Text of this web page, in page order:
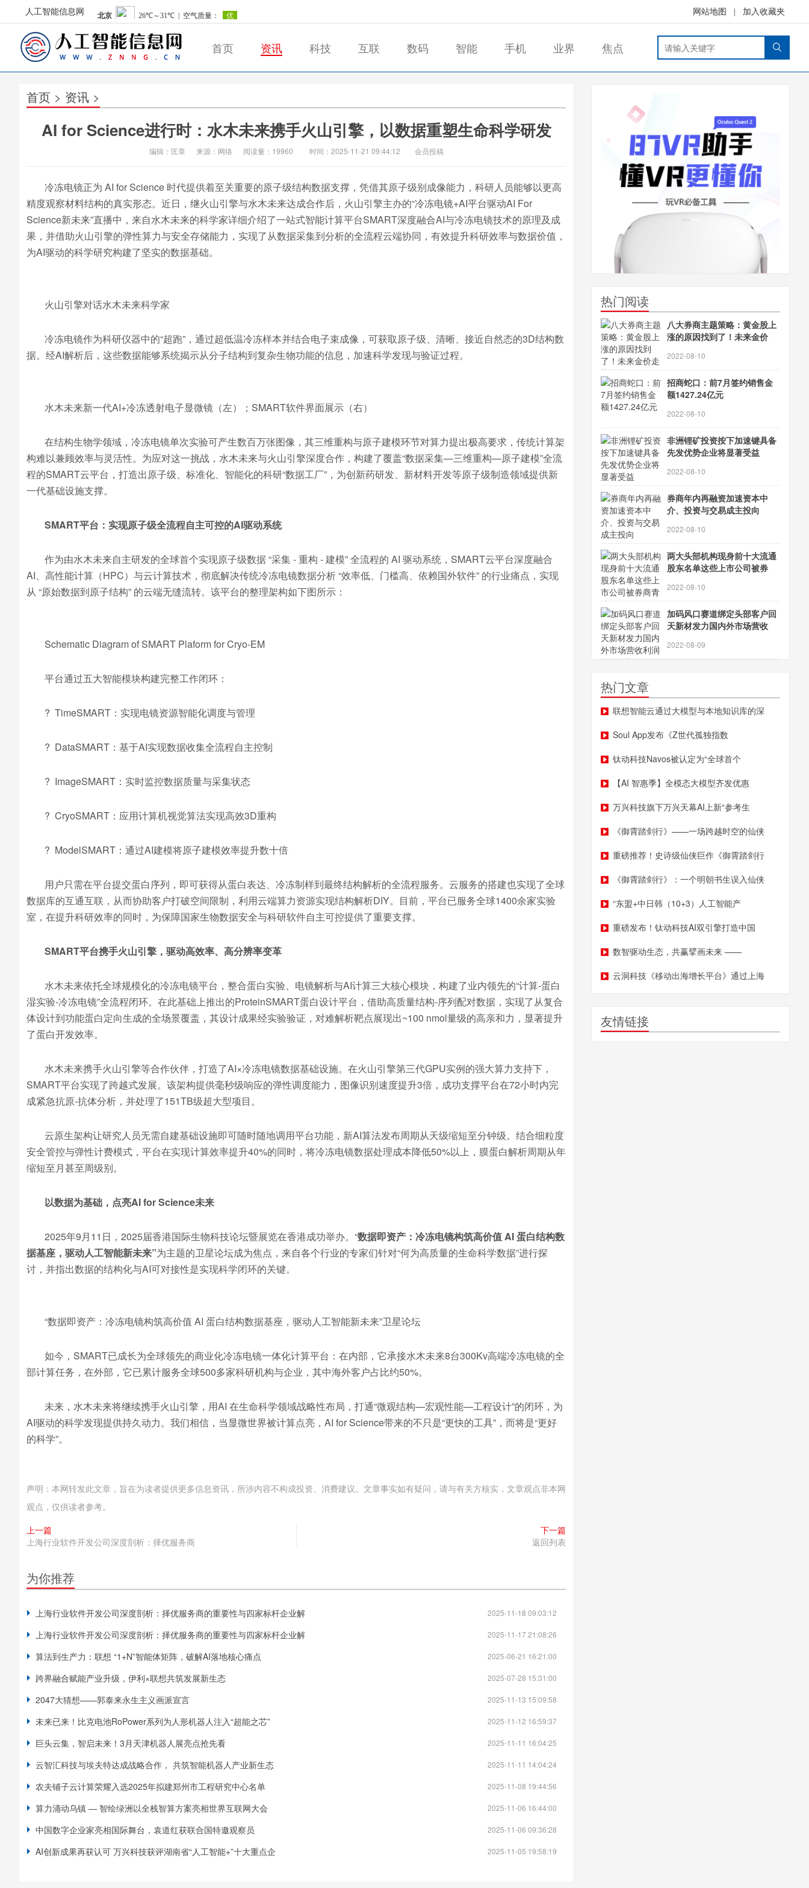
人工智能信息网 网站地图 加入收藏夹
人工智能信息网
首页 资讯 科技 互联 数码 智能 手机 业界 焦点
首页 > 资讯 >
AI for Science进行时：水木未来携手火山引擎，以数据重塑生命科学研发
编辑：匡章 来源：网络 阅读量：19960 时间：2025-11-21 09:44:12 会员投稿
冷冻电镜正为 AI for Science 时代提供着至关重要的原子级结构数据支撑，凭借其原子级别成像能力，科研人员能够以更高
精度观察材料结构的真实形态。近日，继火山引擎与水木未来达成合作后，火山引擎主办的“冷冻电镜+AI平台驱动AI For
Science新未来”直播中，来自水木未来的科学家详细介绍了一站式智能计算平台SMART深度融合AI与冷冻电镜技术的原理及成
果，并借助火山引擎的弹性算力与安全存储能力，实现了从数据采集到分析的全流程云端协同，有效提升科研效率与数据价值，
为AI驱动的科学研究构建了坚实的数据基础。
火山引擎对话水木未来科学家
冷冻电镜作为科研仪器中的“超跑”，通过超低温冷冻样本并结合电子束成像，可获取原子级、清晰、接近自然态的3D结构数
据。经AI解析后，这些数据能够系统揭示从分子结构到复杂生物功能的信息，加速科学发现与验证过程。
水木未来新一代AI+冷冻透射电子显微镜（左）；SMART软件界面展示（右）
在结构生物学领域，冷冻电镜单次实验可产生数百万张图像，其三维重构与原子建模环节对算力提出极高要求，传统计算架
构难以兼顾效率与灵活性。为应对这一挑战，水木未来与火山引擎深度合作，构建了覆盖“数据采集—三维重构—原子建模”全流
程的SMART云平台，打造出原子级、标准化、智能化的科研“数据工厂”，为创新药研发、新材料开发等原子级制造领域提供新
一代基础设施支撑。
SMART平台：实现原子级全流程自主可控的AI驱动系统
作为由水木未来自主研发的全球首个实现原子级数据 “采集 - 重构 - 建模” 全流程的 AI 驱动系统，SMART云平台深度融合
AI、高性能计算（HPC）与云计算技术，彻底解决传统冷冻电镜数据分析 “效率低、门槛高、依赖国外软件” 的行业痛点，实现
从 “原始数据到原子结构” 的云端无缝流转。该平台的整理架构如下图所示：
Schematic Diagram of SMART Plaform for Cryo-EM
平台通过五大智能模块构建完整工作闭环：
? TimeSMART：实现电镜资源智能化调度与管理
? DataSMART：基于AI实现数据收集全流程自主控制
? ImageSMART：实时监控数据质量与采集状态
? CryoSMART：应用计算机视觉算法实现高效3D重构
? ModelSMART：通过AI建模将原子建模效率提升数十倍
用户只需在平台提交蛋白序列，即可获得从蛋白表达、冷冻制样到最终结构解析的全流程服务。云服务的搭建也实现了全球
数据库的互通互联，从而协助客户打破空间限制，利用云端算力资源实现结构解析DIY。目前，平台已服务全球1400余家实验
室，在提升科研效率的同时，为保障国家生物数据安全与科研软件自主可控提供了重要支撑。
SMART平台携手火山引擎，驱动高效率、高分辨率变革
水木未来依托全球规模化的冷冻电镜平台，整合蛋白实验、电镜解析与AI计算三大核心模块，构建了业内领先的“计算-蛋白
湿实验-冷冻电镜”全流程闭环。在此基础上推出的ProteinSMART蛋白设计平台，借助高质量结构-序列配对数据，实现了从复合
体设计到功能蛋白定向生成的全场景覆盖，其设计成果经实验验证，对难解析靶点展现出~100 nmol量级的高亲和力，显著提升
了蛋白开发效率。
水木未来携手火山引擎等合作伙伴，打造了AI×冷冻电镜数据基础设施。在火山引擎第三代GPU实例的强大算力支持下，
SMART平台实现了跨越式发展。该架构提供毫秒级响应的弹性调度能力，图像识别速度提升3倍，成功支撑平台在72小时内完
成紧急抗原-抗体分析，并处理了151TB级超大型项目。
云原生架构让研究人员无需自建基础设施即可随时随地调用平台功能，新AI算法发布周期从天级缩短至分钟级。结合细粒度
安全管控与弹性计费模式，平台在实现计算效率提升40%的同时，将冷冻电镜数据处理成本降低50%以上，膜蛋白解析周期从年
缩短至月甚至周级别。
以数据为基础，点亮AI for Science未来
2025年9月11日，2025届香港国际生物科技论坛暨展览在香港成功举办。“数据即资产：冷冻电镜构筑高价值AI蛋白结构数
据基座，驱动人工智能新未来”为主题的卫星论坛成为焦点，来自各个行业的专家们针对“何为高质量的生命科学数据”进行探
讨，并指出数据的结构化与AI可对接性是实现科学闭环的关键。
“数据即资产：冷冻电镜构筑高价值 AI 蛋白结构数据基座，驱动人工智能新未来”卫星论坛
如今，SMART已成长为全球领先的商业化冷冻电镜一体化计算平台：在内部，它承接水木未来8台300Kv高端冷冻电镜的全
部计算任务，在外部，它已累计服务全球500多家科研机构与企业，其中海外客户占比约50%。
未来，水木未来将继续携手火山引擎，用AI 在生命科学领域战略性布局，打通“微观结构—宏观性能—工程设计”的闭环，为
AI驱动的科学发现提供持久动力。我们相信，当显微世界被计算点亮，AI for Science带来的不只是“更快的工具”，而将是“更好
的科学”。
声明：本网转发此文章，旨在为读者提供更多信息资讯，所涉内容不构成投资、消费建议。文章事实如有疑问，请与有关方核实，文章观点非本网
观点，仅供读者参考。
上一篇
上海行业软件开发公司深度剖析：择优服务商
下一篇
返回列表
为你推荐
2025-11-18 09:03:12
上海行业软件开发公司深度剖析：择优服务商的重要性与四家标杆企业解
2025-11-17 21:08:26
上海行业软件开发公司深度剖析：择优服务商的重要性与四家标杆企业解
2025-06-21 16:21:00
算法到生产力：联想 “1+N”智能体矩阵，破解AI落地核心痛点
2025-07-28 15:31:00
跨界融合赋能产业升级，伊利×联想共筑发展新生态
2025-11-13 15:09:58
2047大猜想——郭泰来永生主义画派宣言
2025-11-12 16:59:37
未来已来！比克电池RoPower系列为人形机器人注入“超能之芯”
2025-11-11 16:04:25
巨头云集，智启未来！3月天津机器人展亮点抢先看
2025-11-11 14:04:24
云智汇科技与埃夫特达成战略合作， 共筑智能机器人产业新生态
2025-11-08 19:44:56
农夫铺子云计算荣耀入选2025年拟建郑州市工程研究中心名单
2025-11-06 16:44:00
算力涌动乌镇 — 智绘绿洲以全栈智算方案亮相世界互联网大会
2025-11-06 09:36:28
中国数字企业家亮相国际舞台，袁道红获联合国特邀观察员
2025-11-05 19:58:19
AI创新成果再获认可 万兴科技获评湖南省“人工智能+”十大重点企
热门阅读
八大券商主题策略：黄金股上
涨的原因找到了！未来金价
2022-08-10
招商蛇口：前7月签约销售金
额1427.24亿元
2022-08-10
非洲锂矿投资按下加速键具备
先发优势企业将显著受益
2022-08-10
券商年内再融资加速资本中
介、投资与交易成主投向
2022-08-10
两大头部机构现身前十大流通
股东名单这些上市公司被券
2022-08-10
加码风口赛道绑定头部客户回
天新材发力国内外市场营收
2022-08-09
热门文章
联想智能云通过大模型与本地知识库的深
Soul App发布《Z世代孤独指数
钛动科技Navos被认定为“全球首个
【AI 智惠季】全模态大模型齐发优惠
万兴科技旗下万兴天幕AI上新“参考生
《御霄踏剑行》——一场跨越时空的仙侠
重磅推荐！史诗级仙侠巨作《御霄踏剑行
《御霄踏剑行》：一个明朝书生误入仙侠
“东盟+中日韩（10+3）人工智能产
重磅发布！钛动科技AI双引擎打造中国
数智驱动生态，共赢擘画未来 ——
云洞科技《移动出海增长平台》通过上海
友情链接